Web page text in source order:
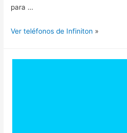
para …
Ver teléfonos de Infiniton »